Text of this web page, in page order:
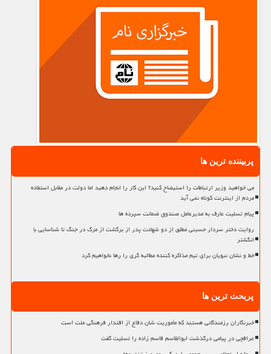
پربیننده ترین ها
می خواهید وزیر ارتباطات را استیضاح کنید؟ این کار را انجام دهید اما دولت در مقابل استفاده
مردم از اینترنت کوتاه نمی آید
پیام تسلیت عارف به مدیرعامل صندوق ضمانت سپرده ها
روایت دختر سردار حسینی مطلق از دو شهادت پدر از برگشت از مرگ در جنگ تا شناسایی با
انگشتر
خط و نشان نبویان برای تیم مذاکره کننده مطالبه گری را رها نخواهیم کرد
پربحث ترین ها
خبرنگاران رزمندگانی هستند که مأموریت شان دفاع از اقتدار فرهنگی ملت است
عراقچی در پیامی درگذشت ابوالقاسم قاسم زاده را تسلیت گفت